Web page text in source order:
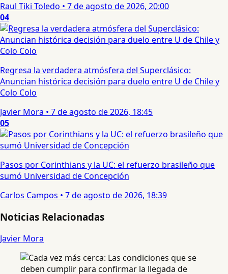
Raul Tiki Toledo • 7 de agosto de 2026, 20:00
04
Regresa la verdadera atmósfera del Superclásico:
Anuncian histórica decisión para duelo entre U de Chile y
Colo Colo
Javier Mora • 7 de agosto de 2026, 18:45
05
Pasos por Corinthians y la UC: el refuerzo brasileño que
sumó Universidad de Concepción
Carlos Campos • 7 de agosto de 2026, 18:39
Noticias Relacionadas
Javier Mora